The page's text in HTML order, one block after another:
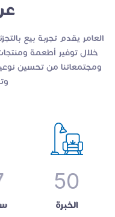
العامر يقدم تجربة بيع
خلال توفير أطعمة
ومجتمعاتنا من تحسين
50
الخبرة